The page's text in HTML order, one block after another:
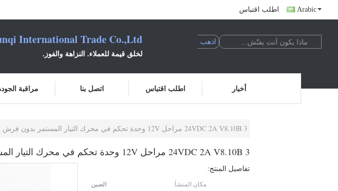
اطلب اقتباس Arabic
International Trade Co.,Ltd
لخلق قيمة للعملاء. النزاهة والفوز.
مراقبة اتصل بنا اطلب اقتباس أخبار
24VDC 2A V8.10B 3 مراحل 12V وحدة تحكم في محرك التيار المستمر بدون فرش
24VDC 2A V8.10B 3 مراحل 12V وحدة تحكم في محرك التيار المستمر بدون فرش
تفاصيل المنتج:
مكان المنشأ: الصين